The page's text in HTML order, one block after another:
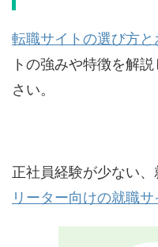
転職サイトの選び方と
トの強みや特徴を解
さい。
正社員経験が少ない、
リーター向けの就職サ